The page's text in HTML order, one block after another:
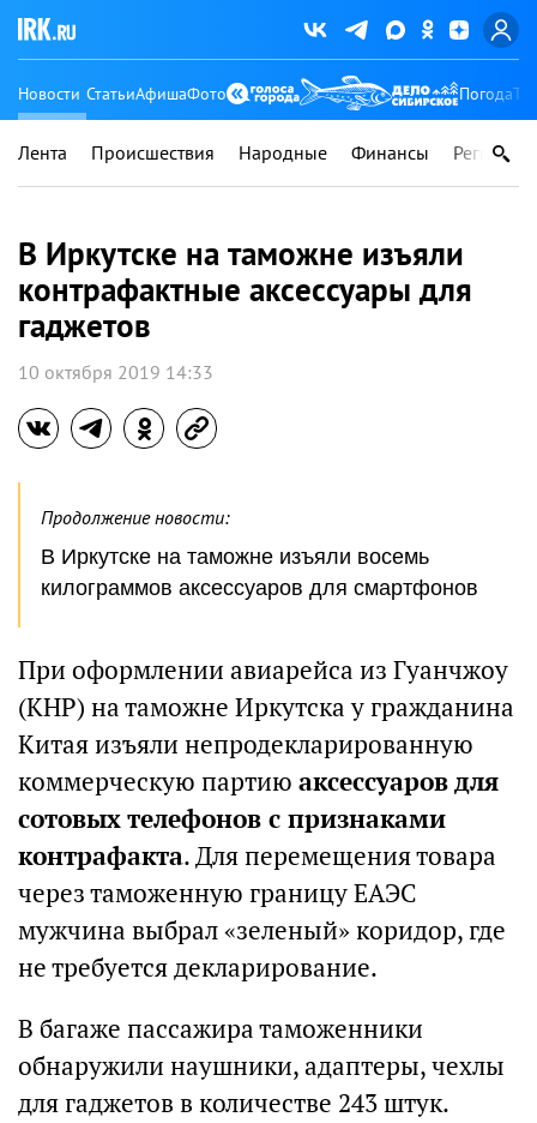
Новости СтатьиАфишаФото Погода
Лента Происшествия Народные Финансы Регионы
В Иркутске на таможне изъяли
контрафактные аксессуары для
гаджетов
10 октября 2019 14:33
Продолжение новости:
В Иркутске на таможне изъяли восемь
килограммов аксессуаров для смартфонов
При оформлении авиарейса из Гуанчжоу
(КНР) на таможне Иркутска у гражданина
Китая изъяли непродекларированную
коммерческую партию аксессуаров для
сотовых телефонов с признаками
контрафакта. Для перемещения товара
через таможенную границу ЕАЭС
мужчина выбрал «зеленый» коридор, где
не требуется декларирование.
В багаже пассажира таможенники
обнаружили наушники, адаптеры, чехлы
для гаджетов в количестве 243 штук.